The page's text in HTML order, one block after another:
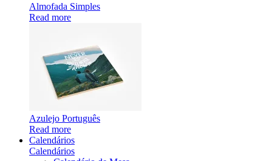
Almofada Simples
Read more
Azulejo Português
Read more
Calendários
Calendários